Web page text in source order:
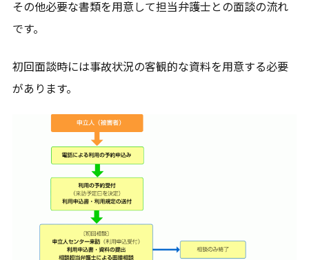
その他必要な書類を用意して担当弁護士との面談の流れ
です。
初回面談時には事故状況の客観的な資料を用意する必要
があります。